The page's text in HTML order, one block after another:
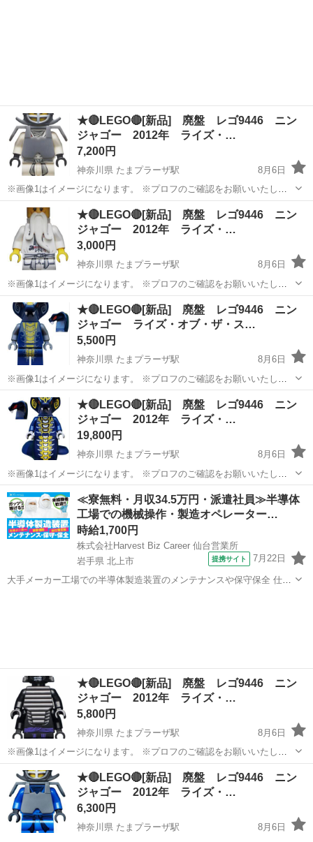
★🔴LEGO🔴[新品] 廃盤 レゴ9446 ニン
ジャゴー 2012年 ライズ・…
7,200円
神奈川県 たまプラーザ駅
8月6日
※画像1はイメージになります。 ※プロフのご確認をお願いいたしま
す。 ●価格帯はbricklinkの海外相場を参考に設定しております。 ●廃番
レゴ9446 飛行戦艦ニンジャゴーに封入されていたミニフィグになり
ます。 ◆...
神奈川 たまプラーザ駅 おもちゃ ミニフィグ
★🔴LEGO🔴[新品] 廃盤 レゴ9446 ニン
ジャゴー 2012年 ライズ・…
3,000円
神奈川県 たまプラーザ駅
8月6日
※画像1はイメージになります。 ※プロフのご確認をお願いいたしま
す。 ●価格帯はbricklinkの海外相場を参考に設定しております。 ●こち
らのミニフィグは廃番レゴ9446にしか入っていないミニフィグになり
ます。 ●...
神奈川 たまプラーザ駅 おもちゃ ミニフィグ
★🔴LEGO🔴[新品] 廃盤 レゴ9446 ニン
ジャゴー ライズ・オブ・ザ・ス…
5,500円
神奈川県 たまプラーザ駅
8月6日
※画像1はイメージになります。 ※プロフのご確認をお願いいたしま
す。 ★ヘッド(頭)は工場出荷状態の袋入り(未開封)状態になります。 ●
価格帯はbricklinkの海外相場を参考に設定しております。 ●廃番レゴ
9446 ...
神奈川 横浜市 たまプラーザ駅 おもちゃ ミニフィグ
★🔴LEGO🔴[新品] 廃盤 レゴ9446 ニン
ジャゴー 2012年 ライズ・…
19,800円
神奈川県 たまプラーザ駅
8月6日
※画像1はイメージになります。 ※プロフのご確認をお願いいたしま
す。 ★ヘッド(頭)とレッグ(尻尾)は工場出荷状態の袋入り(未開封)状態
になります。 ●価格帯はbricklinkの海外相場を参考に設定しておりま
す。 ●廃...
神奈川 横浜市 たまプラーザ駅 おもちゃ ミニフィグ
≪寮無料・月収34.5万円・派遣社員≫半導体
工場での機械操作・製造オペレーター…
時給1,700円
株式会社Harvest Biz Career 仙台営業所
岩手県 北上市
提携サイト 7月22日
大手メーカー工場での半導体製造装置のメンテナンスや保守保全 仕事
★🔴LEGO🔴[新品] 廃盤 レゴ9446 ニン
ジャゴー 2012年 ライズ・…
5,800円
神奈川県 たまプラーザ駅
8月6日
※画像1はイメージになります。 ※プロフのご確認をお願いいたしま
す。 ●価格帯はbricklinkの海外相場を参考に設定しております。 ●廃番
レゴ9446 飛行戦艦ニンジャゴーに封入されていたミニフィグになり
ます。 ◆...
神奈川 横浜市 たまプラーザ駅 おもちゃ ミニフィグ
★🔴LEGO🔴[新品] 廃盤 レゴ9446 ニン
ジャゴー 2012年 ライズ・…
6,300円
神奈川県 たまプラーザ駅
8月6日